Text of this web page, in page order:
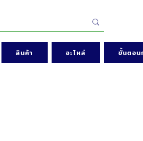
สินค้า อะไหล่ ขั้นตอน